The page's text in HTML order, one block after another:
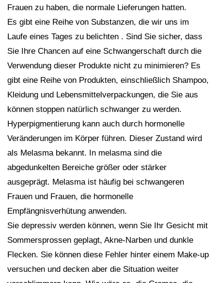
Frauen zu haben, die normale Lieferungen hatten.
Es gibt eine Reihe von Substanzen, die wir uns im
Laufe eines Tages zu belichten . Sind Sie sicher, dass
Sie Ihre Chancen auf eine Schwangerschaft durch die
Verwendung dieser Produkte nicht zu minimieren? Es
gibt eine Reihe von Produkten, einschließlich Shampoo,
Kleidung und Lebensmittelverpackungen, die Sie aus
können stoppen natürlich schwanger zu werden.
Hyperpigmentierung kann auch durch hormonelle
Veränderungen im Körper führen. Dieser Zustand wird
als Melasma bekannt. In melasma sind die
abgedunkelten Bereiche größer oder stärker
ausgeprägt. Melasma ist häufig bei schwangeren
Frauen und Frauen, die hormonelle
Empfängnisverhütung anwenden.
Sie depressiv werden können, wenn Sie Ihr Gesicht mit
Sommersprossen geplagt, Akne-Narben und dunkle
Flecken. Sie können diese Fehler hinter einem Make-up
versuchen und decken aber die Situation weiter